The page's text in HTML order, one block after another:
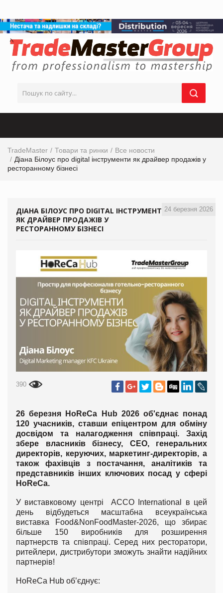
TradeMaster Товари та ринки
Все новости
Діана Білоус про digital інструменти як драйвер продажів у
ресторанному бізнесі
24 березня 2026
ДІАНА БІЛОУС ПРО DIGITAL ІНСТРУМЕНТИ
ЯК ДРАЙВЕР ПРОДАЖІВ У
РЕСТОРАННОМУ БІЗНЕСІ
390
26 березня HoReCa Hub 2026 об'єднає понад
120 учасників, ставши епіцентром для обміну
досвідом та налагодження співпраці. Захід
збере власників бізнесу, CEO, генеральних
директорів, керуючих, маркетинг-директорів, а
також фахівців з постачання, аналітиків та
представників інших ключових посад у сфері
HoReCa.
У виставковому центрі ACCO International в цей
день відбудеться масштабна всеукраїнська
виставка Food&NonFoodMaster-2026, що збирає
більше 150 виробників для розширення
партнерств та співпраці. Серед них ресторатори,
ритейлери, дистрибутори зможуть знайти надійних
партнерів!
HoReCa Hub об’єднує: